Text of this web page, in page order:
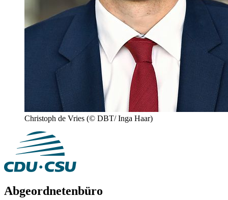
Christoph de Vries (© DBT/ Inga Haar)
Abgeordnetenbüro